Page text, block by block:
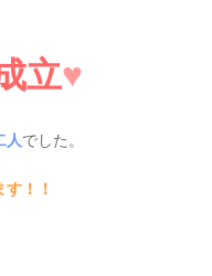
立♥
人でした。
！！